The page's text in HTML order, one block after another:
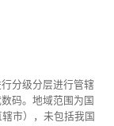
分级分层进行管辖
码。地域范围为国
市），未包括我国